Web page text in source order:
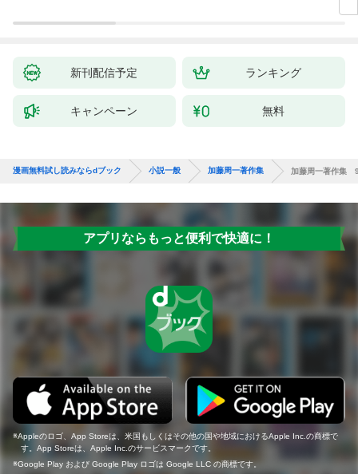
新刊配信予定 ランキング
キャンペーン 無料
漫画無料試し読みならdブック 小説一般 加藤周一著作集 加藤周一著作集
アプリならもっと便利で快適に！
Appleのロゴ、App Storeは、米国もしくはその他の国や地域におけるApple Inc.の商標で
す。App Storeは、Apple Inc.のサービスマークです。
Google Play および Google Play ロゴは Google LLC の商標です。